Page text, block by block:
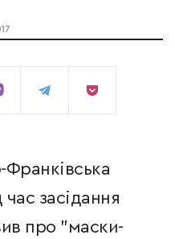
Франківська
час засідання
про "маски-